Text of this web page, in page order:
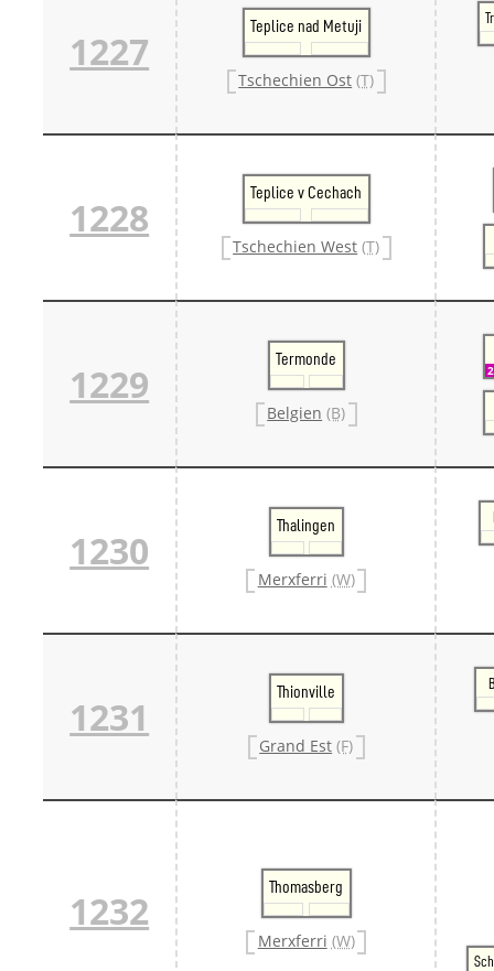
1227
Teplice nad Metuji
Tschechien Ost (T)
1228
Teplice v Cechach
Tschechien West (T)
1229
Termonde
Belgien (B)
1230
Thalingen
Merxferri (W)
1231
Thionville
Grand Est (F)
1232
Thomasberg
Merxferri (W)